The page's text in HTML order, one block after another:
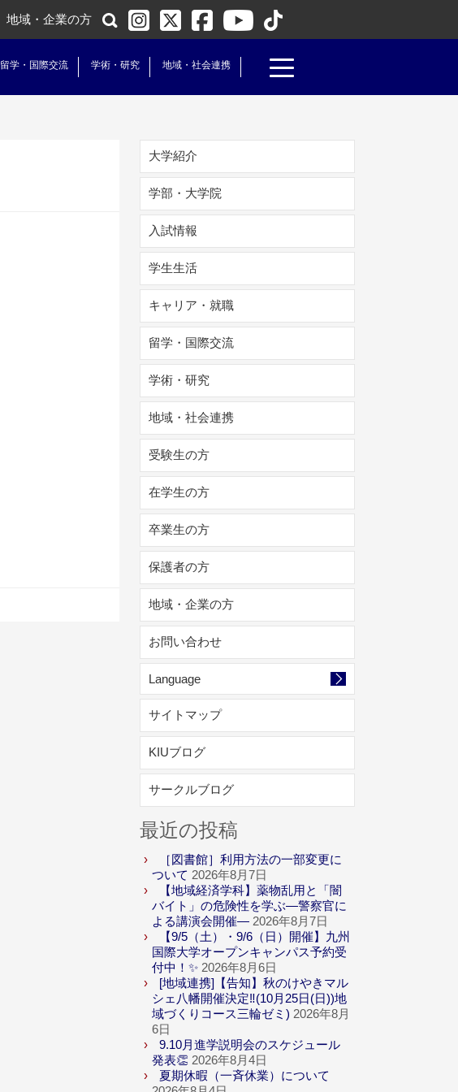
地域・企業の方
留学・国際交流 学術・研究 地域・社会連携
大学紹介
学部・大学院
入試情報
学生生活
キャリア・就職
留学・国際交流
学術・研究
地域・社会連携
受験生の方
在学生の方
卒業生の方
保護者の方
地域・企業の方
お問い合わせ
Language
サイトマップ
KIUブログ
サークルブログ
最近の投稿
［図書館］利用方法の一部変更に
ついて 2026年8月7日
【地域経済学科】薬物乱用と「闇
バイト」の危険性を学ぶ―警察官に
よる講演会開催― 2026年8月7日
【9/5（土）・9/6（日）開催】九州
国際大学オープンキャンパス予約受
付中！✨ 2026年8月6日
[地域連携]【告知】秋のけやきマル
シェ八幡開催決定‼(10月25日(日))地
域づくりコース三輪ゼミ) 2026年8月
6日
9.10月進学説明会のスケジュール
発表👏 2026年8月4日
夏期休暇（一斉休業）について